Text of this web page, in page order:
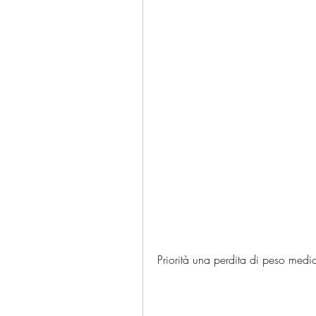
Priorità una perdita di peso